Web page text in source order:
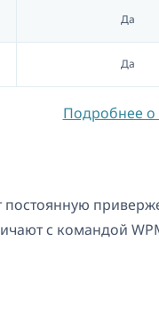
Да
Да
Подробнее о
с командой